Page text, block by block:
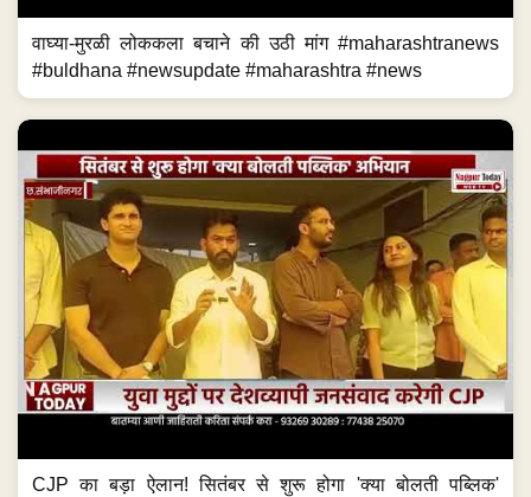
वाघ्या-मुरळी लोककला बचाने की उठी मांग #maharashtranews
#buldhana #newsupdate #maharashtra #news
CJP का बड़ा ऐलान! सितंबर से शुरू होगा 'क्या बोलती पब्लिक'